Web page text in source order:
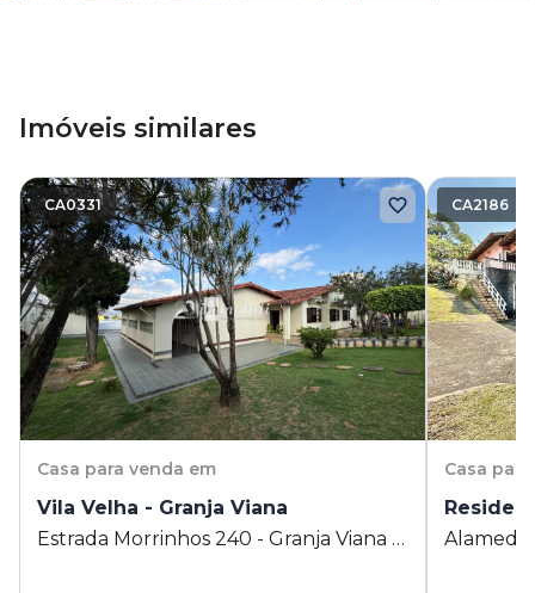
Imóveis similares
CA0331
Casa para venda em
Vila Velha - Granja Viana
Estrada Morrinhos 240 - Granja Viana -
CA2186
Casa
Alameda